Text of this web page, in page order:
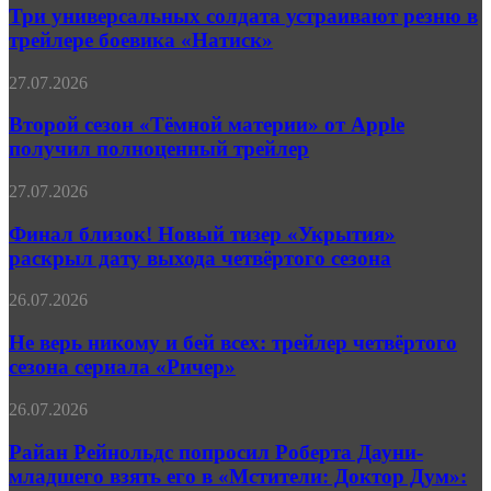
города.
Великий
Ужасный»
солдата
устраивают
резню
трейлере
«Натиск»
Три универсальных солдата устраивают резню в
трейлере боевика «Натиск»
Второй
«Тёмной
материи»
от
получил
трейлер
27.07.2026
Второй сезон «Тёмной материи» от Apple
получил полноценный трейлер
Финал
Новый
тизер
«Укрытия»
дату
четвёртого
сезона
27.07.2026
Финал близок! Новый тизер «Укрытия»
раскрыл дату выхода четвёртого сезона
Не
никому
и
бей
трейлер
сезона
сериала
26.07.2026
Не верь никому и бей всех: трейлер четвёртого
сезона сериала «Ричер»
Райан
попросил
Роберта
Дауни-
26.07.2026
Райан Рейнольдс попросил Роберта Дауни-
младшего взять его в «Мстители: Доктор Дум»: